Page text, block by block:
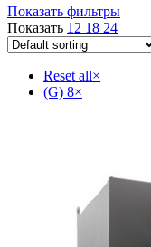
Показать фильтры
Показать 12 18 24
Reset all×
(G) 8×